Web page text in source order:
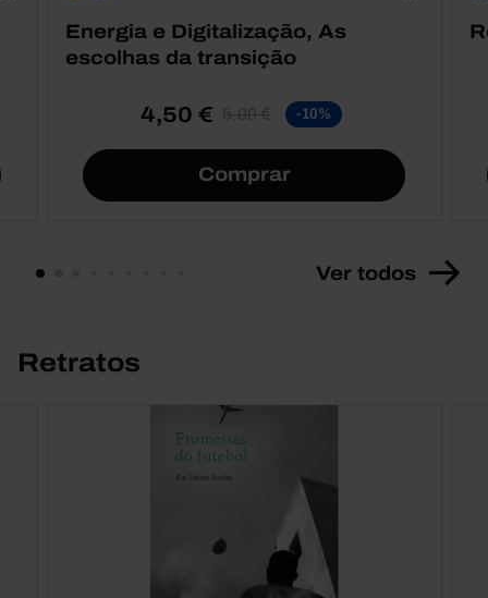
Energia e Digitalização, As
escolhas da transição
4,50 € 5,00 € -10%
Comprar
Ver todos
Retratos